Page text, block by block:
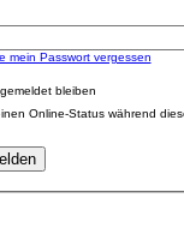
mein Passwort vergessen
bleiben
Online-Status während